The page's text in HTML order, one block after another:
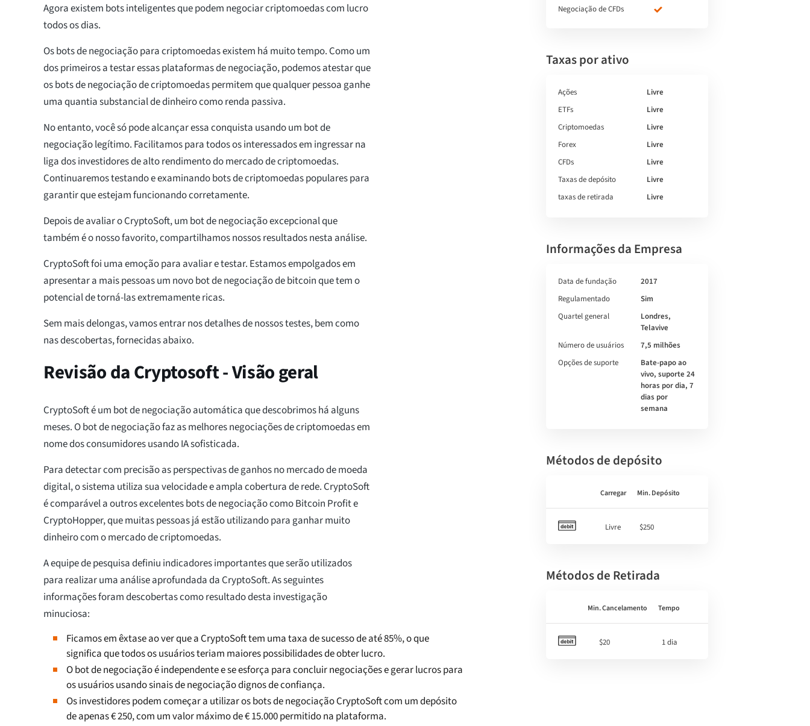
Agora existem bots inteligentes que podem negociar criptomoedas com lucro
todos os dias.
Os bots de negociação para criptomoedas existem há muito tempo. Como um
dos primeiros a testar essas plataformas de negociação, podemos atestar que
os bots de negociação de criptomoedas permitem que qualquer pessoa ganhe
uma quantia substancial de dinheiro como renda passiva.
No entanto, você só pode alcançar essa conquista usando um bot de
negociação legítimo. Facilitamos para todos os interessados em ingressar na
liga dos investidores de alto rendimento do mercado de criptomoedas.
Continuaremos testando e examinando bots de criptomoedas populares para
garantir que estejam funcionando corretamente.
Depois de avaliar o CryptoSoft, um bot de negociação excepcional que
também é o nosso favorito, compartilhamos nossos resultados nesta análise.
CryptoSoft foi uma emoção para avaliar e testar. Estamos empolgados em
apresentar a mais pessoas um novo bot de negociação de bitcoin que tem o
potencial de torná-las extremamente ricas.
Sem mais delongas, vamos entrar nos detalhes de nossos testes, bem como
nas descobertas, fornecidas abaixo.
Revisão da Cryptosoft - Visão geral
CryptoSoft é um bot de negociação automática que descobrimos há alguns
meses. O bot de negociação faz as melhores negociações de criptomoedas em
nome dos consumidores usando IA sofisticada.
Para detectar com precisão as perspectivas de ganhos no mercado de moeda
digital, o sistema utiliza sua velocidade e ampla cobertura de rede. CryptoSoft
é comparável a outros excelentes bots de negociação como Bitcoin Profit e
CryptoHopper, que muitas pessoas já estão utilizando para ganhar muito
dinheiro com o mercado de criptomoedas.
A equipe de pesquisa definiu indicadores importantes que serão utilizados
para realizar uma análise aprofundada da CryptoSoft. As seguintes
informações foram descobertas como resultado desta investigação
minuciosa:
Ficamos em êxtase ao ver que a CryptoSoft tem uma taxa de sucesso de até 85%, o que
significa que todos os usuários teriam maiores possibilidades de obter lucro.
O bot de negociação é independente e se esforça para concluir negociações e gerar lucros para
os usuários usando sinais de negociação dignos de confiança.
Os investidores podem começar a utilizar os bots de negociação CryptoSoft com um depósito
de apenas € 250, com um valor máximo de € 15.000 permitido na plataforma.
Negociação de CFDs
Taxas por ativo
Ações
Livre
ETFs
Livre
Criptomoedas
Livre
Forex
Livre
CFDs
Livre
Taxas de depósito
Livre
taxas de retirada
Livre
Informações da Empresa
Data de fundação
2017
Regulamentado
Sim
Quartel general
Londres,
Telavive
Número de usuários
7,5 milhões
Opções de suporte
Bate-papo ao
vivo, suporte 24
horas por dia, 7
dias por
semana
Métodos de depósito
Carregar Min. Depósito
Livre $250
Métodos de Retirada
Min. Cancelamento Tempo
$20 1 dia